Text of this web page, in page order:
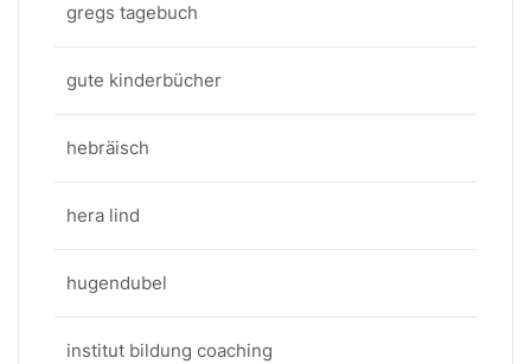
gregs tagebuch
gute kinderbücher
hebräisch
hera lind
hugendubel
institut bildung coaching